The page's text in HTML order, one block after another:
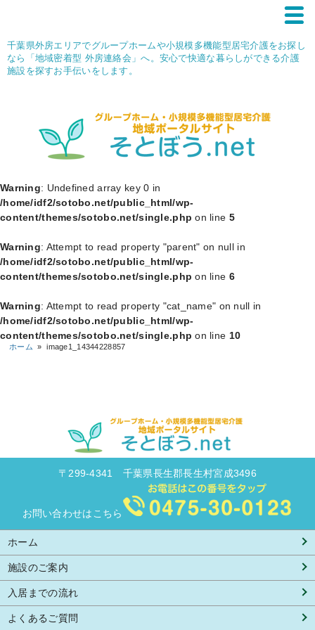
千葉県外房エリアでグループホームや小規模多機能型居宅介護をお探し
なら「地域密着型 外房連絡会」へ。安心で快適な暮らしができる介護
施設を探すお手伝いをします。
Warning: Undefined array key 0 in
/home/idf2/sotobo.net/public_html/wp-
content/themes/sotobo.net/single.php on line 5
Warning: Attempt to read property "parent" on null in
/home/idf2/sotobo.net/public_html/wp-
content/themes/sotobo.net/single.php on line 6
Warning: Attempt to read property "cat_name" on null in
/home/idf2/sotobo.net/public_html/wp-
content/themes/sotobo.net/single.php on line 10
ホーム »image1_14344228857
〒299-4341 千葉県長生郡長生村宮成3496
お問い合わせはこちら
ホーム
施設のご案内
入居までの流れ
よくあるご質問